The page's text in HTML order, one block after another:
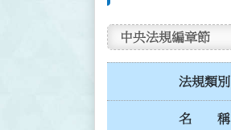
中央法規編章節
法規類別
名 稱